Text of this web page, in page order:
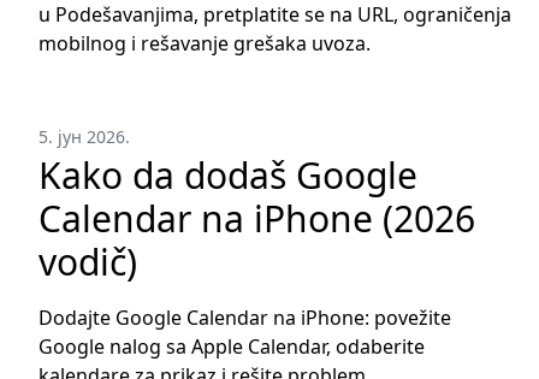
u Podešavanjima, pretplatite se na URL, ograničenja
mobilnog i rešavanje grešaka uvoza.
5. јун 2026.
Kako da dodaš Google
Calendar na iPhone (2026
vodič)
Dodajte Google Calendar na iPhone: povežite
Google nalog sa Apple Calendar, odaberite